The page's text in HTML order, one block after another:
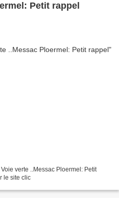
Petit rappel
verte ..Messac Ploermel: Petit
le site clic